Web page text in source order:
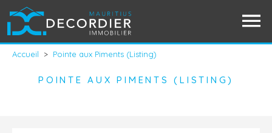
Accueil > Pointe aux Piments (Listing)
POINTE AUX PIMENTS (LISTING)